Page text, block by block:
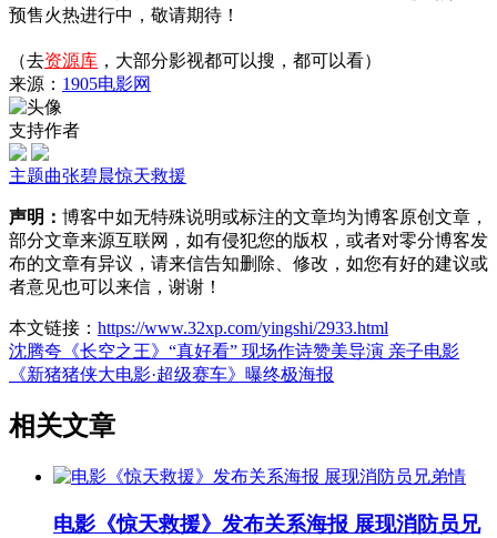
预售火热进行中，敬请期待！
（去资源库 ，大部分影视都可以搜，都可以看）
来源： 1905电影网
支持作者
主题曲张碧晨惊天救援
声明： 博客中如无特殊说明或标注的文章均为博客原创文章，
部分文章来源互联网，如有侵犯您的版权，或者对零分博客发
布的文章有异议，请来信告知删除、修改，如您有好的建议或
者意见也可以来信，谢谢！
本文链接： https://www.32xp.com/yingshi/2933.html
沈腾夸《长空之王》“真好看” 现场作诗赞美导演 亲子电影
《新猪猪侠大电影·超级赛车》曝终极海报
相关文章
电影《惊天救援》发布关系海报 展现消防员兄